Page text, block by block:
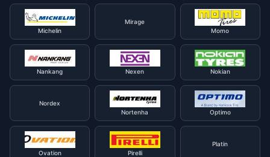
Michelin
Mirage
Momo
Nankang Nexen Nokian
Nordex
Nortenha
Optimo
Ovation Pirelli
Platin